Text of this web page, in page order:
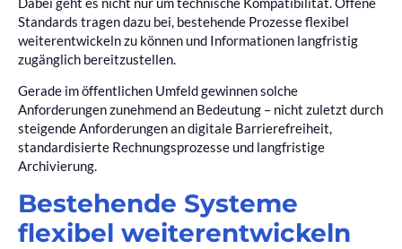
Standards tragen dazu bei, bestehende Prozesse flexibel
weiterentwickeln zu können und Informationen langfristig
zugänglich bereitzustellen.
Gerade im öffentlichen Umfeld gewinnen solche
Anforderungen zunehmend an Bedeutung – nicht zuletzt durch
steigende Anforderungen an digitale Barrierefreiheit,
standardisierte Rechnungsprozesse und langfristige
Archivierung.
Bestehende Systeme
flexibel weiterentwickeln